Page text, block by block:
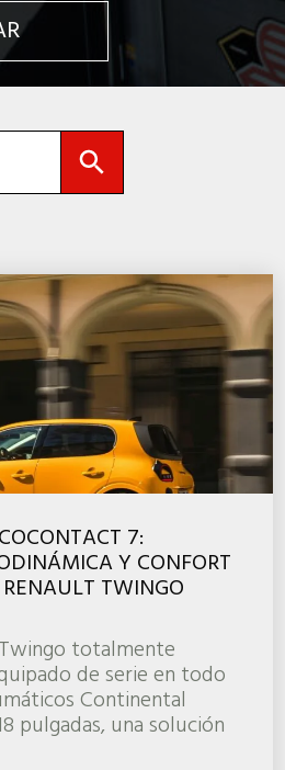
7:
Y CONFORT
TWINGO
totalmente
de serie en todo
Continental
pulgadas, una solución